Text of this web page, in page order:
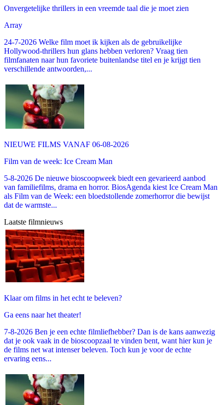
Onvergetelijke thrillers in een vreemde taal die je moet zien
Array
24-7-2026 Welke film moet ik kijken als de gebruikelijke
Hollywood-thrillers hun glans hebben verloren? Vraag tien
filmfanaten naar hun favoriete buitenlandse titel en je krijgt tien
verschillende antwoorden,...
NIEUWE FILMS VANAF 06-08-2026
Film van de week: Ice Cream Man
5-8-2026 De nieuwe bioscoopweek biedt een gevarieerd aanbod
van familiefilms, drama en horror. BiosAgenda kiest Ice Cream Man
als Film van de Week: een bloedstollende zomerhorror die bewijst
dat de warmste...
Laatste filmnieuws
Klaar om films in het echt te beleven?
Ga eens naar het theater!
7-8-2026 Ben je een echte filmliefhebber? Dan is de kans aanwezig
dat je ook vaak in de bioscoopzaal te vinden bent, want hier kun je
de films net wat intenser beleven. Toch kun je voor de echte
ervaring eens...